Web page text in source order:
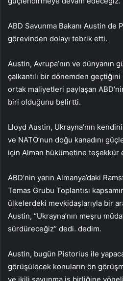
ABD Savunma Bakanı Austin de
görevinden dolayı tebrik etti.
Austin, Avrupa’nın ve dünyanın
çalkantılı bir dönemden geçtiğini
ortak maliyetleri paylaşan
biri olduğunu belirtti.
Lloyd Austin, Ukrayna’nın
ve NATO’nun doğu kanadını
için Alman hükümetine teşekkür
ABD’nin yarın Almanya’daki
Temas Grubu Toplantısı
ülkelerdeki mevkidaşlarıyla bir
Austin, “Ukrayna’nın meşru
sürdüreceğiz” dedi. dedim.
Austin, bugün Pistorius ile
görüşülecek konuların ön
ve ikili savunma iş birliğine